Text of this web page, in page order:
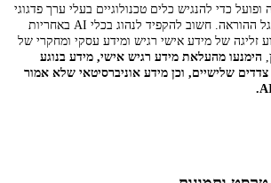
כדי להנגיש כלים טכנולוגיים בעלי ערך פדגוגי
כמו ChatGPT לסגל ההוראה. חשוב להקפיד לנהוג בכלי AI באחריות
זליגה של מידע אישי רגיש ומידע עסקי ומחקרי של
הימנעו מהעלאת מידע רגיש אישי, מידע בנוגע
שלישיים, וכן מידע אוניברסיטאי שלא אמור